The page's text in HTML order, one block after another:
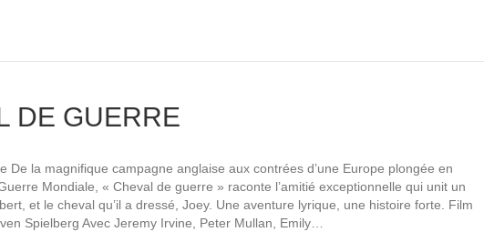
DE GUERRE
De la magnifique campagne anglaise aux contrées d’une Europe plongée en
Mondiale, « Cheval de guerre » raconte l’amitié exceptionnelle qui unit un
et le cheval qu’il a dressé, Joey. Une aventure lyrique, une histoire forte. Film
Spielberg Avec Jeremy Irvine, Peter Mullan, Emily…